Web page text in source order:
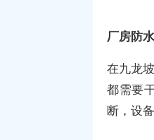
厂房防
在九龙
都需要
断，设